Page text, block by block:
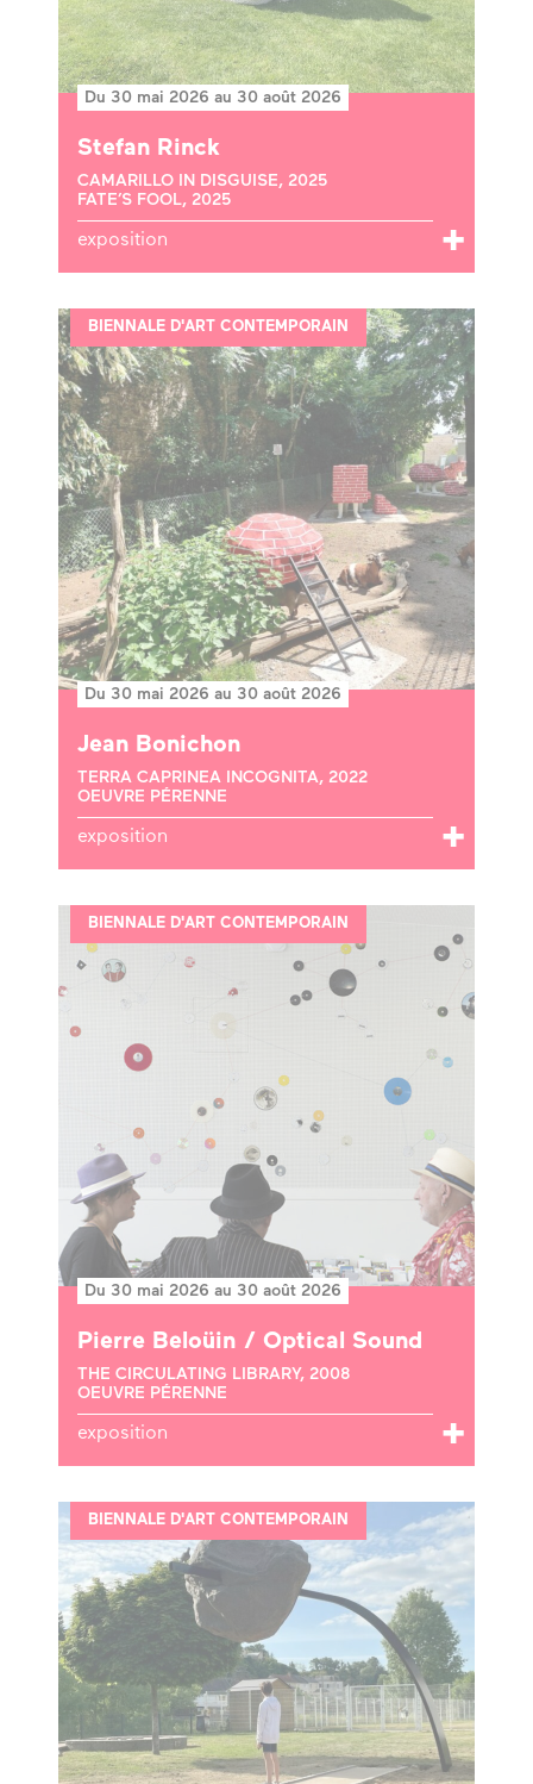
Du 30 mai 2026 au 30 août 2026
Stefan Rinck
CAMARILLO IN DISGUISE, 2025
FATE’S FOOL, 2025
exposition
BIENNALE D'ART CONTEMPORAIN
Du 30 mai 2026 au 30 août 2026
Jean Bonichon
TERRA CAPRINEA INCOGNITA, 2022
OEUVRE PÉRENNE
exposition
BIENNALE D'ART CONTEMPORAIN
Du 30 mai 2026 au 30 août 2026
Pierre Beloüin / Optical Sound
THE CIRCULATING LIBRARY, 2008
OEUVRE PÉRENNE
exposition
BIENNALE D'ART CONTEMPORAIN